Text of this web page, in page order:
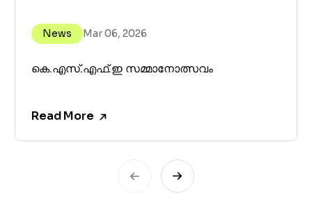
News Mar 06, 2026
കെ.എസ്.എഫ്.ഇ സമ്മാനോത്സവം
Read More